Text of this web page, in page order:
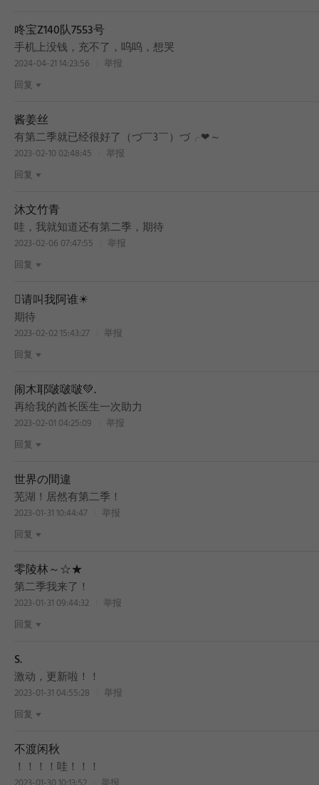
BEST
BEST
咚宝Z140队7553号
手机上没钱，充不了，呜呜，想哭
2024-04-21 14:23:56
举报
回复
酱姜丝
有第二季就已经很好了（づ￣3￣）づ╭❤～
2023-02-10 02:48:45
举报
回复
沐文竹青
哇，我就知道还有第二季，期待
2023-02-06 07:47:55
举报
回复
请叫我阿谁☀
期待
2023-02-02 15:43:27
举报
回复
闹木耶啵啵啵💚.
再给我的酋长医生一次助力
2023-02-01 04:25:09
举报
回复
世界の間違
芜湖！居然有第二季！
2023-01-31 10:44:47
举报
回复
零陵林～☆★
第二季我来了！
2023-01-31 09:44:32
举报
回复
S.
激动，更新啦！！
2023-01-31 04:55:28
举报
回复
不渡闲秋
！！！！哇！！！